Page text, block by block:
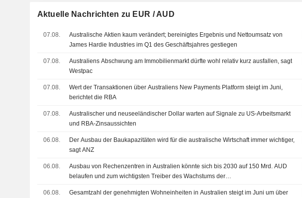
Aktuelle Nachrichten zu EUR / AUD
07.08.
Australische Aktien kaum verändert; bereinigtes Ergebnis und Nettoumsatz von
James Hardie Industries im Q1 des Geschäftsjahres gestiegen
07.08.
Australiens Abschwung am Immobilienmarkt dürfte wohl relativ kurz ausfallen, sagt
Westpac
07.08.
Wert der Transaktionen über Australiens New Payments Platform steigt im Juni,
berichtet die RBA
07.08.
Australischer und neuseeländischer Dollar warten auf Signale zu US-Arbeitsmarkt
und RBA-Zinsaussichten
06.08.
Der Ausbau der Baukapazitäten wird für die australische Wirtschaft immer wichtiger,
sagt ANZ
06.08.
Ausbau von Rechenzentren in Australien könnte sich bis 2030 auf 150 Mrd. AUD
belaufen und zum wichtigsten Treiber des Wachstums der
06.08.
Gesamtzahl der genehmigten Wohneinheiten in Australien steigt im Juni um über